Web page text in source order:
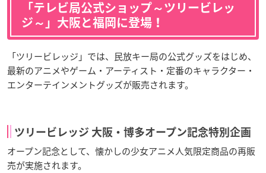
「テレビ局公式ショップ～ツリービレッ
ジ～」大阪と福岡に登場！
「ツリービレッジ」では、民放キー局の公式グッズをはじめ、
最新のアニメやゲーム・アーティスト・定番のキャラクター・
エンターテインメントグッズが販売されます。
ツリービレッジ 大阪・博多オープン記念特別企画
オープン記念として、懐かしの少女アニメ人気限定商品の再販
売が実施されます。